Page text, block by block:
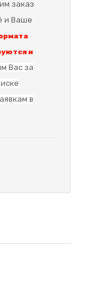
заказ
и Ваше
и
Вас за
в